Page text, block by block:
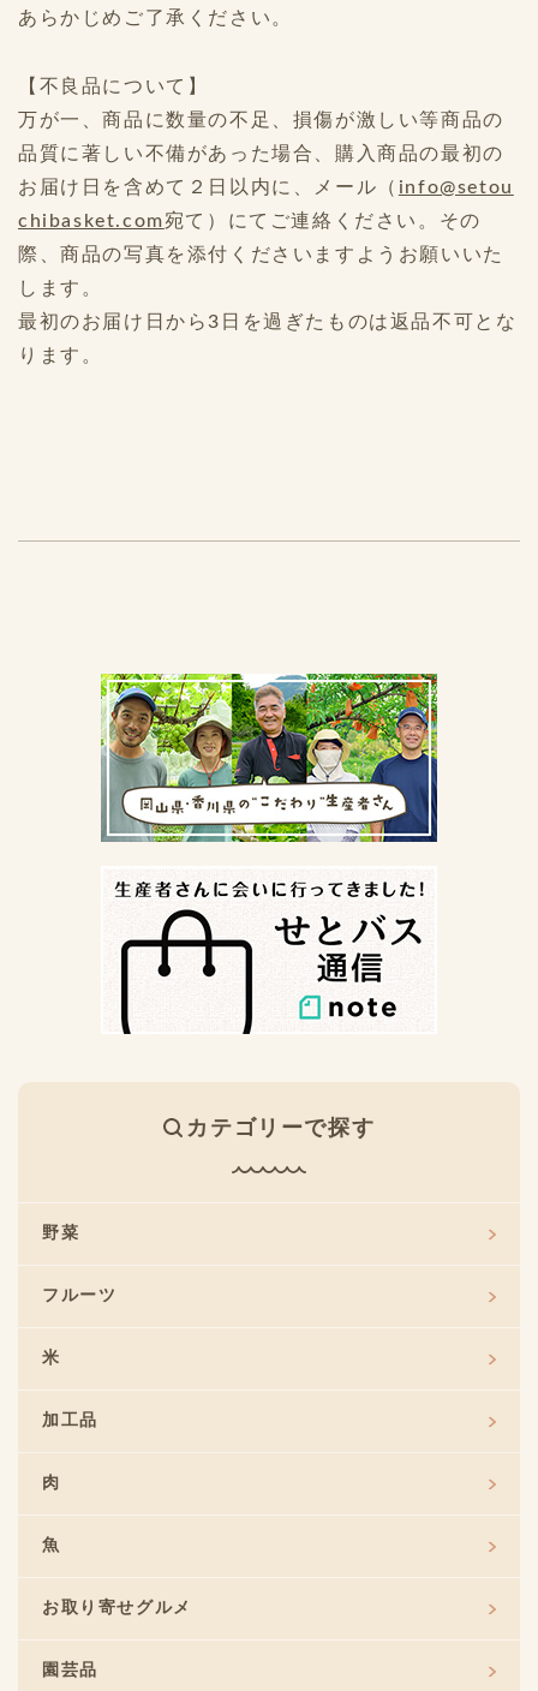
あらかじめご了承ください。
【不良品について】
万が一、商品に数量の不足、損傷が激しい等商品の
品質に著しい不備があった場合、購入商品の最初の
お届け日を含めて２日以内に、メール（ info@setou
chibasket.com宛て）にてご連絡ください。その
際、商品の写真を添付くださいますようお願いいた
します。
最初のお届け日から3日を過ぎたものは返品不可とな
ります。
カテゴリーで探す
野菜
フルーツ
米
加工品
肉
魚
お取り寄せグルメ
園芸品